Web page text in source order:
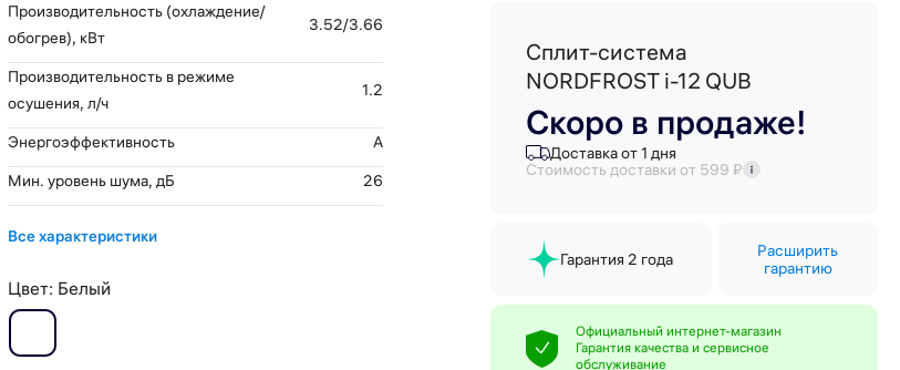
Производительность (охлаждение/
обогрев), кВт
3.52/3.66
Производительность в режиме
осушения, л/ч
1.2
Энергоэффективность
A
Мин. уровень шума, дБ
26
Все характеристики
Цвет: Белый
Сплит-система
NORDFROST i-12 QUB
Скоро в продаже!
Доставка от 1 дня
Стоимость доставки от 599 ₽
Гарантия 2 года
Расширить
гарантию
Официальный интернет-магазин
Гарантия качества и сервисное
обслуживание